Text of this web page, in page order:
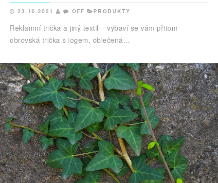
23.10.2021 OFF PRODUKTY
Reklamní trička a jiný textil – vybaví se vám přitom
obrovská trička s logem, oblečená…